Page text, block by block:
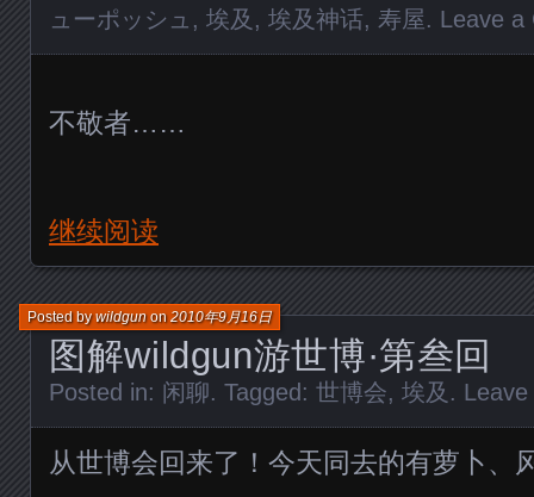
ューポッシュ , 埃及 , 埃及神话, 寿屋. Leave a
不敬者……
继续阅读
图解wildgun游世博·第叁回
Posted bywildgunon2010年9月16日
Posted in: 闲聊. Tagged: 世博会, 埃及 .
从世博会回来了！今天同去的有萝卜、